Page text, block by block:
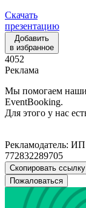
Скачать
презентацию
Добавить
в избранное
4052
Реклама
Мы помогаем
EventBooking.
Для этого у нас
Рекламодатель:
772832289705
Скопировать ссылку
Пожаловаться